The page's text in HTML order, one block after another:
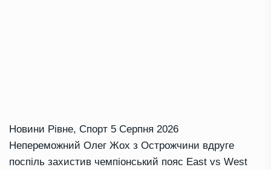
Новини Рівне, Спорт 5 Серпня 2026
Непереможний Олег Жох з Острожчини вдруге
поспіль захистив чемпіонський пояс East vs West